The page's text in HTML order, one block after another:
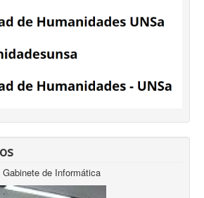
de Informática